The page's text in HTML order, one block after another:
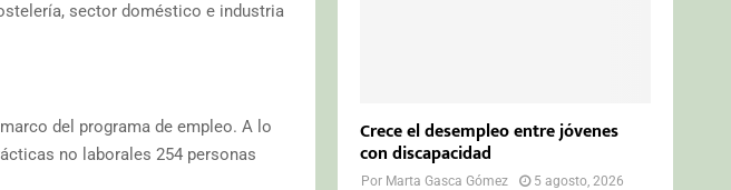
sector doméstico e industria
del programa de empleo. A lo
no laborales 254 personas
Crece el desempleo entre jóvenes
con discapacidad
Por Marta Gasca Gómez
5 agosto, 2026